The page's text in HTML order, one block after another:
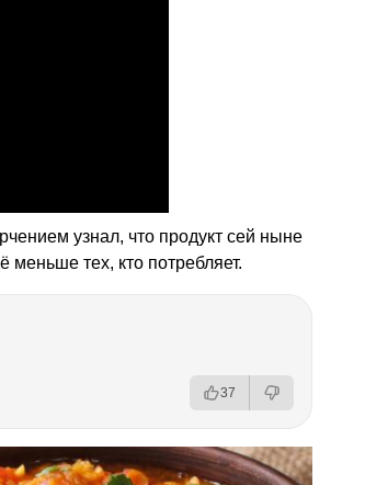
узнал, что продукт сей ныне
меньше тех, кто потребляет.
37